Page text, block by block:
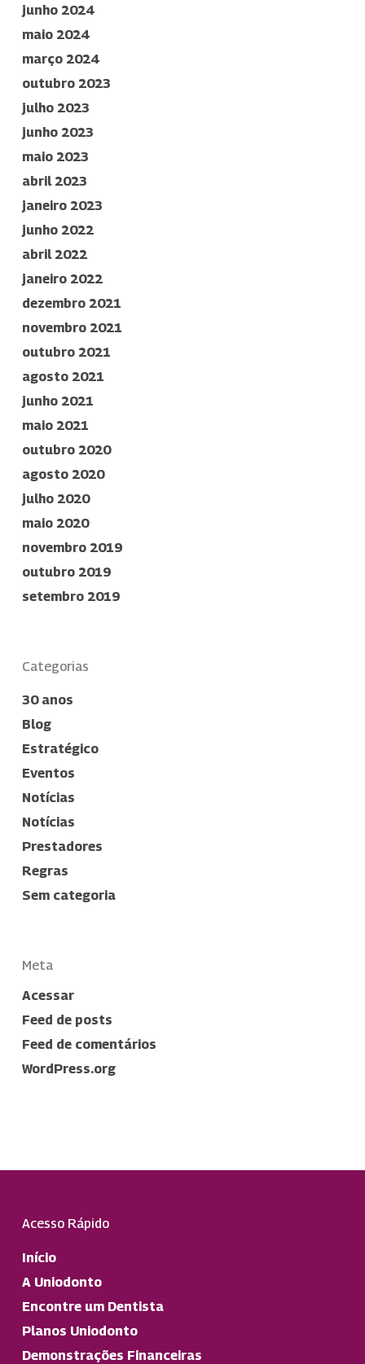
junho 2024
maio 2024
março 2024
outubro 2023
julho 2023
junho 2023
maio 2023
abril 2023
janeiro 2023
junho 2022
abril 2022
janeiro 2022
dezembro 2021
novembro 2021
outubro 2021
agosto 2021
junho 2021
maio 2021
outubro 2020
agosto 2020
julho 2020
maio 2020
novembro 2019
outubro 2019
setembro 2019
Categorias
30 anos
Blog
Estratégico
Eventos
Notícias
Notícias
Prestadores
Regras
Sem categoria
Meta
Acessar
Feed de posts
Feed de comentários
WordPress.org
Acesso Rápido
Início
A Uniodonto
Encontre um Dentista
Planos Uniodonto
Demonstrações Financeiras